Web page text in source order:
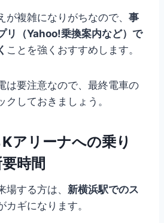
複雑になりがちなので、 事
リ（Yahoo!乗換案内など）で
ことを強くおすすめします。
は要注意なので、最終電車の
クしておきましょう。
アリーナへの乗り
時間
する方は、 新横浜駅でのス
カギになります。